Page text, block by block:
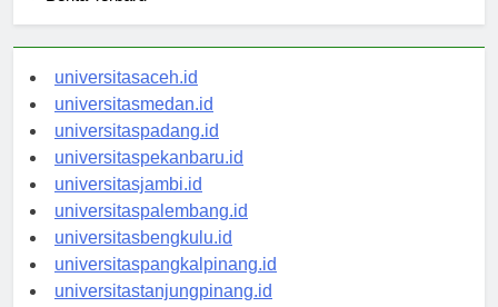
universitasaceh.id
universitasmedan.id
universitaspadang.id
universitaspekanbaru.id
universitasjambi.id
universitaspalembang.id
universitasbengkulu.id
universitaspangkalpinang.id
universitastanjungpinang.id